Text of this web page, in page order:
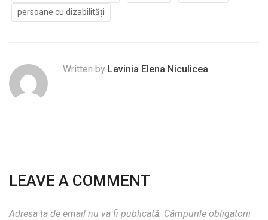
persoane cu dizabilități
Written by Lavinia Elena Niculicea
LEAVE A COMMENT
Adresa ta de email nu va fi publicată. Câmpurile obligatorii